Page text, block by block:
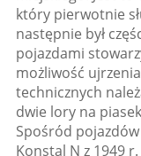
który pierwotnie
następnie był
pojazdami
możliwość
technicznych
dwie lory na
Spośród
Konstal N z 1949